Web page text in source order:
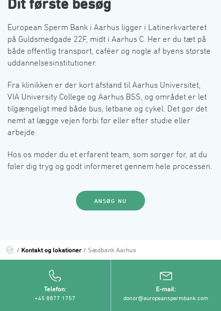
Dit første besøg
European Sperm Bank i Aarhus ligger i Latinerkvarteret
på Guldsmedgade 22F, midt i Aarhus C. Her er du tæt på
både offentlig transport, caféer og nogle af byens største
uddannelsesinstitutioner.
Fra klinikken er der kort afstand til Aarhus Universitet,
VIA University College og Aarhus BSS, og området er let
tilgængeligt med både bus, letbane og cykel. Det gør det
nemt at lægge vejen forbi før eller efter studie eller
arbejde.
Hos os møder du et erfarent team, som sørger for, at du
føler dig tryg og godt informeret gennem hele processen.
ANSØG NU
/ Kontakt og lokationer / Sædbank Aarhus
Telefon
+45 8877 1757
E-mail
donor@europeanspermbank.com